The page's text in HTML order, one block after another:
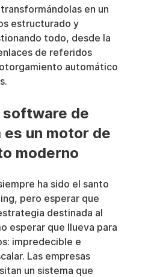
en un
estructurado y
todo, desde la
de referidos
automático
software de
un motor de
moderno
ha sido el santo
pero esperar que
destinada al
esperar que llueva para
impredecible e
Las empresas
un sistema que